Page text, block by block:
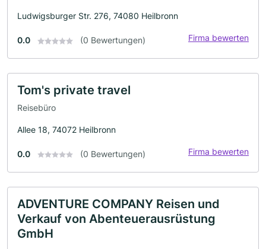
Ludwigsburger Str. 276, 74080 Heilbronn
0.0 (0 Bewertungen) Firma bewerten
Tom's private travel
Reisebüro
Allee 18, 74072 Heilbronn
0.0 (0 Bewertungen) Firma bewerten
ADVENTURE COMPANY Reisen und
Verkauf von Abenteuerausrüstung
GmbH